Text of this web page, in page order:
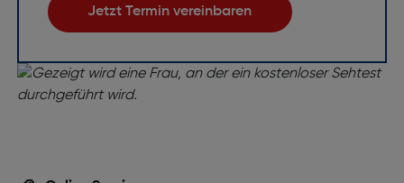
Jetzt Termin vereinbaren